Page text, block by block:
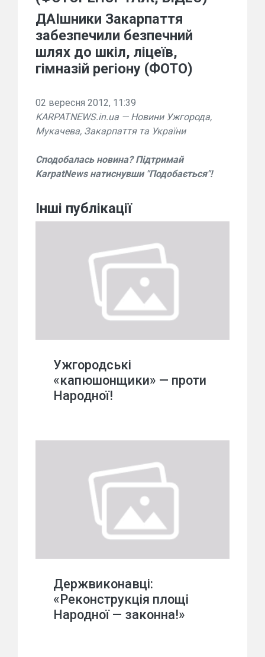
ДАІшники Закарпаття
забезпечили безпечний
шлях до шкіл, ліцеїв,
гімназій регіону (ФОТО)
02 вересня 2012, 11:39
KARPATNEWS.in.ua — Новини Ужгорода,
Мукачева, Закарпаття та України
Сподобалась новина? Підтримай
KarpatNews натиснувши "Подобається"!
Інші публікації
Ужгородські
«капюшонщики» — проти
Народної!
Держвиконавці:
«Реконструкція площі
Народної — законна!»